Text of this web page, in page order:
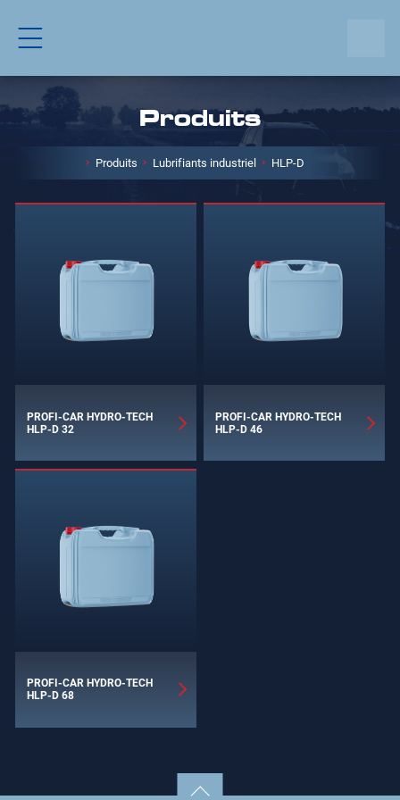
Produits
Produits Lubrifiants industriel HLP-D
PROFI-CAR HYDRO-TECH
HLP-D 32
PROFI-CAR HYDRO-TECH
HLP-D 46
PROFI-CAR HYDRO-TECH
HLP-D 68